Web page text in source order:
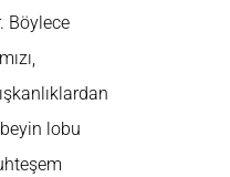
Böylece
lobu